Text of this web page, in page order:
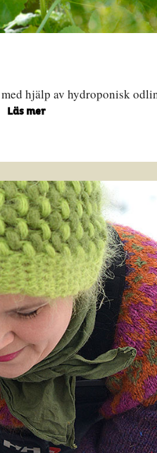
hjälp av hydroponisk
Läs mer